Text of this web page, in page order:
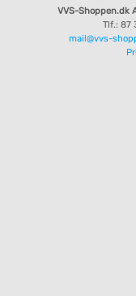
VVS-Shoppen.dk
Tlf.: 87
mail@vvs-